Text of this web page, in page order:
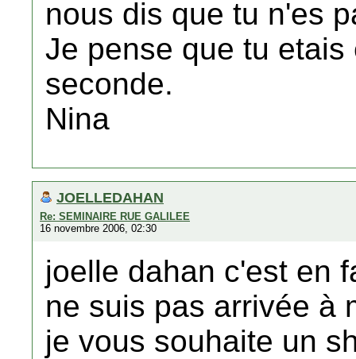
nous dis que tu n'es
Je pense que tu
seconde.
Nina
JOELLEDAHAN
Re: SEMINAIRE RUE GALILEE
16 novembre 2006, 02:30
joelle dahan c'est en
ne suis pas arrivée à
je vous souhaite un